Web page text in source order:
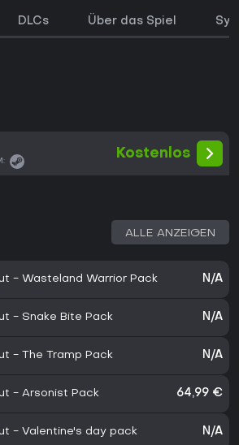
DLCs Über das Spiel
Kostenlos
ALLE ANZEIGEN
- Wasteland Warrior Pack N/A
- Snake Bite Pack N/A
- The Tramp Pack N/A
- Arsonist Pack 64,99 €
- Valentine's day pack N/A